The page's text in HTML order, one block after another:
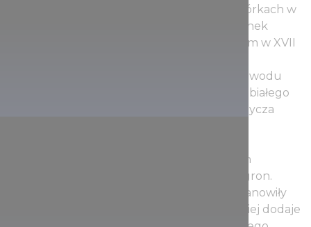
wprowadzili technologię fermentacji na skórkach w
produkcji czerwonego wina i również gatunek
winogron zwany „kadarką”. W związku z tym w XVII
niekorzyść winogron białych win. Z tego powodu
pomimo warunków przyjaznych produkcji białego
wina, region winiarski stał się znany z wina bycza
To wino powstaje przez domieszkę różnych
gatunków winogron do czerwonych winogron.
Kiedyś różne odmiany gatunku kadarka stanowiły
bazę wina bycza krew, obecnie coraz częściej dodaje